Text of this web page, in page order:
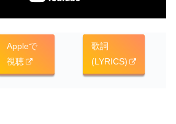
Appleで
視聴
歌詞
(LYRICS)